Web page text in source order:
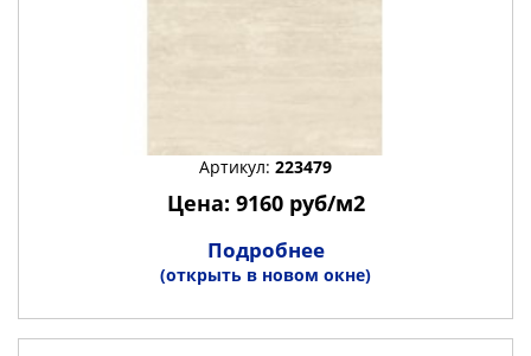
Артикул: 223479
Цена: 9160 руб/м2
Подробнее
(открыть в новом окне)